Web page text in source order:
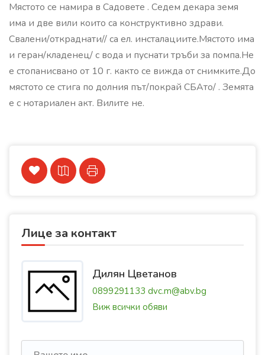
Мястото се намира в Садовете . Седем декара земя
има и две вили които са конструктивно здрави.
Свалени/откраднати// са ел. инсталациите.Мястото има
и геран/кладенец/ с вода и пуснати тръби за помпа.Не
е стопанисвано от 10 г. както се вижда от снимките.До
мястото се стига по долния път/покрай СБАто/ . Земята
е с нотариален акт. Вилите не.
Лице за контакт
Дилян Цветанов
0899291133 dvc.m@abv.bg
Виж всички обяви